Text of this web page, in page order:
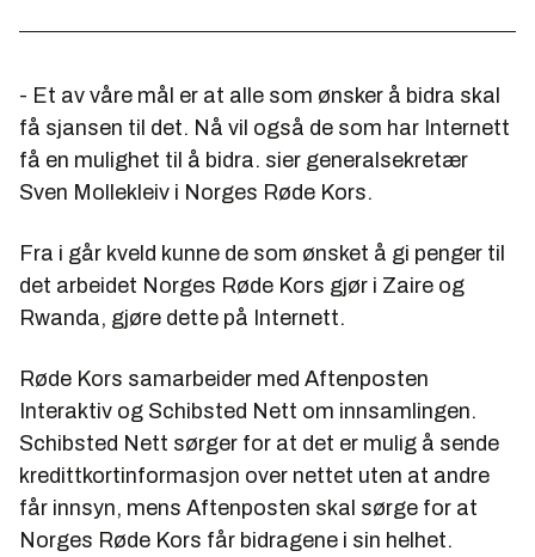
- Et av våre mål er at alle som ønsker å bidra skal
få sjansen til det. Nå vil også de som har Internett
få en mulighet til å bidra. sier generalsekretær
Sven Mollekleiv i Norges Røde Kors.
Fra i går kveld kunne de som ønsket å gi penger til
det arbeidet Norges Røde Kors gjør i Zaire og
Rwanda, gjøre dette på Internett.
Røde Kors samarbeider med Aftenposten
Interaktiv og Schibsted Nett om innsamlingen.
Schibsted Nett sørger for at det er mulig å sende
kredittkortinformasjon over nettet uten at andre
får innsyn, mens Aftenposten skal sørge for at
Norges Røde Kors får bidragene i sin helhet.